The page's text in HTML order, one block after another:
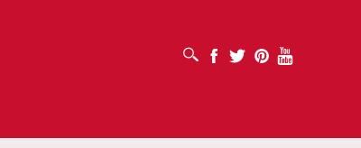
MỞ HỘP TÌM KIẾM Facebook
Twitter PinterestYoutube